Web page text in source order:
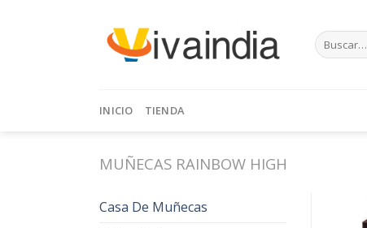
Buscar
por:
INICIO TIENDA
MUÑECAS RAINBOW HIGH
Casa De Muñecas